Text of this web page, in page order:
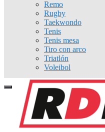
Remo
Rugby
Taekwondo
Tenis
Tenis mesa
Tiro con arco
Triatlón
Voleibol